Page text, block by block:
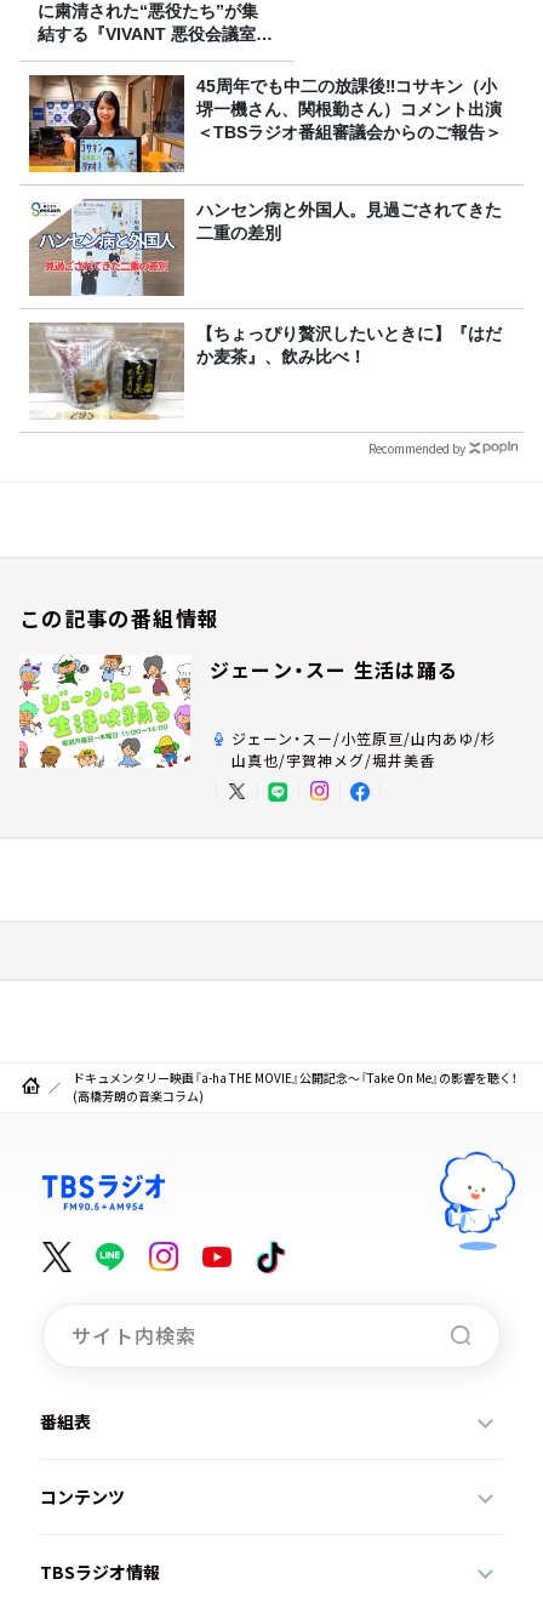
に粛清された“悪役たち”が集
結する『VIVANT 悪役会議室』
7/26(日)23時スタート！
45周年でも中二の放課後‼コサキン（小
堺一機さん、関根勤さん）コメント出演
＜TBSラジオ番組審議会からのご報告＞
ハンセン病と外国人。見過ごされてきた
二重の差別
【ちょっぴり贅沢したいときに】『はだ
か麦茶』、飲み比べ！
Recommended by
この記事の番組情報
ジェーン・スー 生活は踊る
ジェーン・スー/小笠原亘/山内あゆ/杉
山真也/宇賀神メグ/堀井美香
ドキュメンタリー映画『a-ha THE MOVIE』公開記念～『Take On Me』の影響を聴く！
(高橋芳朗の音楽コラム)
番組表
コンテンツ
TBSラジオ情報